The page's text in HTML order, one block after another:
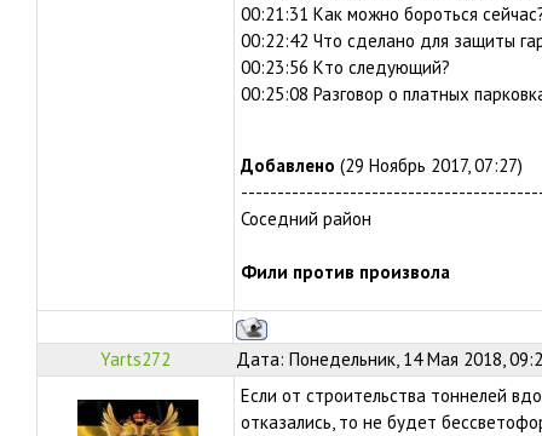
00:21:31 Как можно бороться
00:22:42 Что сделано для защиты
00:23:56 Кто следующий?
00:25:08 Разговор о платных
Добавлено (29 Ноябрь 2017, 07:27)
Соседний район
Фили против произвола
Yarts272 Дата: Понедельник, 14 Мая 2018,
Если от строительства тоннелей
отказались, то не будет